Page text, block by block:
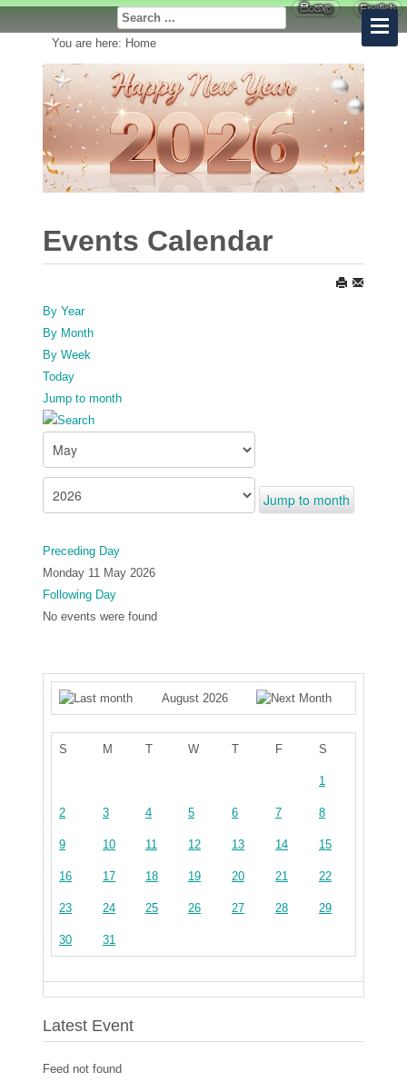
You are here: Home
Events Calendar
By Year
By Month
By Week
Today
Jump to month
Jump to month
Preceding Day
Monday 11 May 2026
Following Day
No events were found
August 2026
S M T W T F S
1
2 3 4 5 6 7 8
9 10 11 12 13 14 15
16 17 18 19 20 21 22
23 24 25 26 27 28 29
30 31
Latest Event
Feed not found